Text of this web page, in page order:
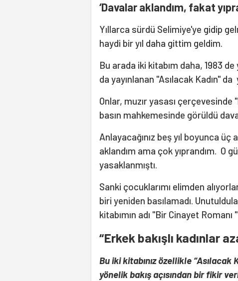
‘Davalar aklandım, fakat
Yıllarca sürdü Selimiye'ye gidip
haydi bir yıl daha gittim geldim.
Bu arada iki kitabım daha, 1983
da yayınlanan "Asılacak Kadın" da
Onlar, muzır yasası çerçevesinde
basın mahkemesinde görüldü
Anlayacağınız beş yıl boyunca
aklandım ama çok yıprandım. O
yasaklanmıştı.
Sanki çocuklarımı elimden
biri yeniden basılamadı.
kitabımın adı "Bir Cinayet Romanı
“Erkek bakışlı kadınlar
Bu iki kitabınız özellikle “Asılacak
yönelik bakış açısından bir fikir